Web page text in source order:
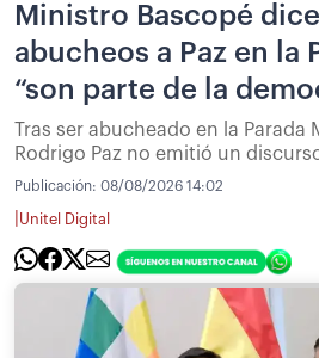
Ministro Bascopé
abucheos a Paz en la
“son parte de la
Tras ser abucheado en la
Rodrigo Paz no emitió un
Publicación: 08/08/2026 14:02
Unitel Digital